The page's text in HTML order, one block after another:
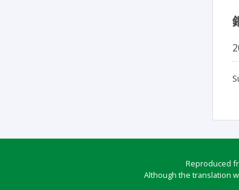
Reproduced
Although the translation